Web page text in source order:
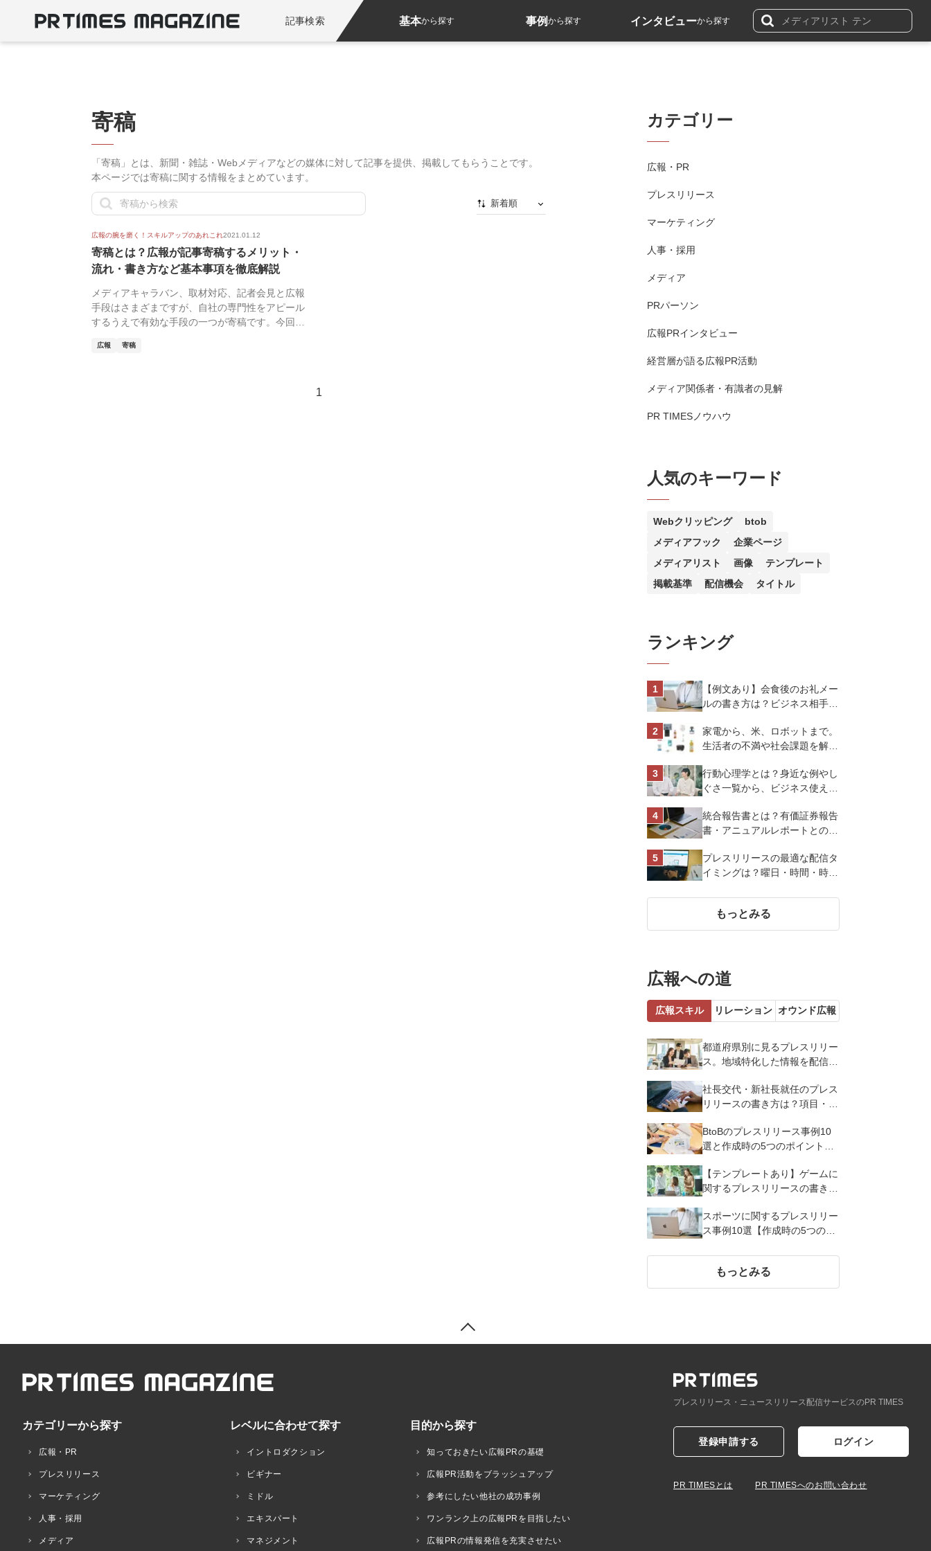
記事検索 基本から探す 事例から探す インタビューから探す
寄稿
「寄稿」とは、新聞・雑誌・Webメディアなどの媒体に対して記事を提供、掲載してもらうことです。
本ページでは寄稿に関する情報をまとめています。
新着順
広報の腕を磨く！スキルアップのあれこれ2021.01.12
寄稿とは？広報が記事寄稿するメリット・
流れ・書き方など基本事項を徹底解説
メディアキャラバン、取材対応、記者会見と広報
手段はさまざまですが、自社の専門性をアピール
するうえで有効な手段の一つが寄稿です。今回は
広報 寄稿
1
カテゴリー
広報・PR
プレスリリース
マーケティング
人事・採用
メディア
PRパーソン
広報PRインタビュー
経営層が語る広報PR活動
メディア関係者・有識者の見解
PR TIMESノウハウ
人気のキーワード
Webクリッピング
btob
メディアフック
企業ページ
メディアリスト
画像
テンプレート
掲載基準
配信機会 タイトル
ランキング
【例文あり】会食後のお礼メー
ルの書き方は？ビジネス相手に
トを解説
家電から、米、ロボットまで。
生活者の不満や社会課題を解決
スオーヤマ株式会社
行動心理学とは？身近な例やし
ぐさ一覧から、ビジネス使える
統合報告書とは？有価証券報告
書・アニュアルレポートとの違
プレスリリースの最適な配信タ
イミングは？曜日・時間・時期
化させよう
もっとみる
広報への道
広報スキル リレーション オウンド広報
都道府県別に見るプレスリリー
ス。地域特化した情報を配信す
社長交代・新社長就任のプレス
リリースの書き方は？項目・ポ
BtoBのプレスリリース事例10
選と作成時の5つのポイントを
【テンプレートあり】ゲームに
関するプレスリリースの書き方
スポーツに関するプレスリリー
ス事例10選【作成時の5つのポ
もっとみる
カテゴリーから探す
広報・PR
プレスリリース
マーケティング
人事・採用
メディア
レベルに合わせて探す
イントロダクション
ビギナー
ミドル
エキスパート
マネジメント
目的から探す
知っておきたい広報PRの基礎
広報PR活動をブラッシュアップ
参考にしたい他社の成功事例
ワンランク上の広報PRを目指したい
広報PRの情報発信を充実させたい
プレスリリース・ニュースリリース配信サービスのPR TIMES
登録申請する ログイン
PR TIMESとは PR TIMESへのお問い合わせ